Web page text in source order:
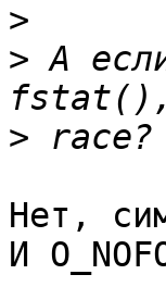
>
> А
>
Нет,
И